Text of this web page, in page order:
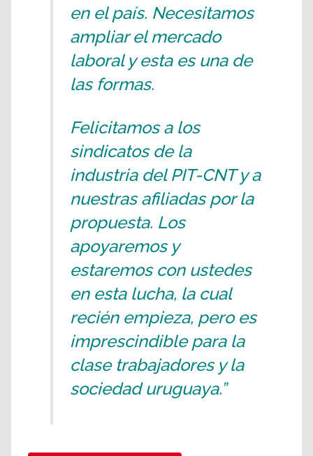
en el país. Necesitamos
ampliar el mercado
laboral y esta es una de
las formas.
Felicitamos a los
sindicatos de la
industria del PIT-CNT y a
nuestras afiliadas por la
propuesta. Los
apoyaremos y
estaremos con ustedes
en esta lucha, la cual
recién empieza, pero es
imprescindible para la
clase trabajadores y la
sociedad uruguaya.”